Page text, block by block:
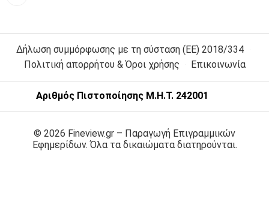
Δήλωση συμμόρφωσης με τη σύσταση (ΕΕ) 2018/334
Πολιτική απορρήτου & Όροι χρήσης
Επικοινωνία
Αριθμός Πιστοποίησης Μ.Η.Τ. 242001
© 2026 Fineview.gr – Παραγωγή Επιγραμμικών
Εφημερίδων. Όλα τα δικαιώματα διατηρούνται.